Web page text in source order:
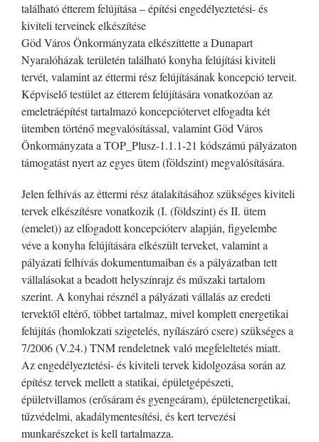
található étterem felújítása – építési engedélyeztetési- és
kiviteli terveinek elkészítése
Göd Város Önkormányzata elkészíttette a Dunapart
Nyaralóházak területén található konyha felújítási kiviteli
tervét, valamint az éttermi rész felújításának koncepció terveit.
Képviselő testület az étterem felújítására vonatkozóan az
emeletráépítést tartalmazó koncepciótervet elfogadta két
ütemben történő megvalósítással, valamint Göd Város
Önkormányzata a TOP_Plusz-1.1.1-21 kódszámú pályázaton
támogatást nyert az egyes ütem (földszint) megvalósítására.
Jelen felhívás az éttermi rész átalakításához szükséges kiviteli
tervek elkészítésre vonatkozik (I. (földszint) és II. ütem
(emelet)) az elfogadott koncepcióterv alapján, figyelembe
véve a konyha felújítására elkészült terveket, valamint a
pályázati felhívás dokumentumaiban és a pályázatban tett
vállalásokat a beadott helyszínrajz és műszaki tartalom
szerint. A konyhai résznél a pályázati vállalás az eredeti
tervektől eltérő, többet tartalmaz, mivel komplett energetikai
felújítás (homlokzati szigetelés, nyílászáró csere) szükséges a
7/2006 (V.24.) TNM rendeletnek való megfeleltetés miatt.
Az engedélyeztetési- és kiviteli tervek kidolgozása során az
építész tervek mellett a statikai, épületgépészeti,
épületvillamos (erősáram és gyengeáram), épületenergetikai,
tűzvédelmi, akadálymentesítési, és kert tervezési
munkarészeket is kell tartalmazza.